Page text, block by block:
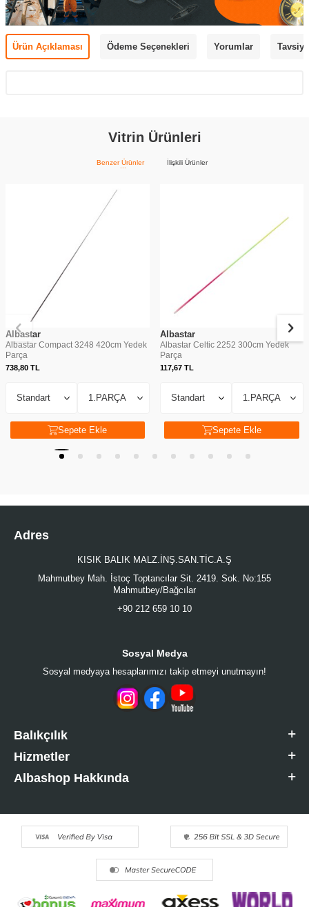
Ürün Açıklaması Ödeme Seçenekleri Yorumlar
Vitrin Ürünleri
Benzer Ürünler İlişkili Ürünler
Albastar
Albastar Compact 3248 420cm Yedek
Parça
738,80 TL
Sepete Ekle
Albastar
Albastar Celtic 2252 300cm Yedek
Parça
117,67TL
Sepete Ekle
Adres
KISIK BALIK MALZ.İNŞ.SAN.TİC.A.Ş
Mahmutbey Mah. İstoç Toptancılar Sit. 2419. Sok. No:155
Mahmutbey/Bağcılar
+90 212 659 10 10
Sosyal Medya
Sosyal medyaya hesaplarımızı takip etmeyi unutmayın!
Balıkçılık
Hizmetler
Albashop Hakkında